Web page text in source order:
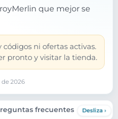
que mejor se
ni ofertas activas.
pronto y visitar la tienda.
2026
frecuentes